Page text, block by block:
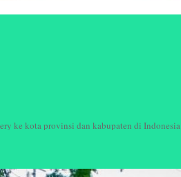
ke kota provinsi dan kabupaten di Indonesia